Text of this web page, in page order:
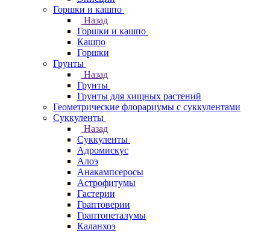
Горшки и кашпо
Назад
Горшки и кашпо
Кашпо
Горшки
Грунты
Назад
Грунты
Грунты для хищных растений
Геометрические флорариумы с суккулентами
Суккуленты
Назад
Суккуленты
Адромискус
Алоэ
Анакампсеросы
Астрофитумы
Гастерии
Граптоверии
Граптопеталумы
Каланхоэ